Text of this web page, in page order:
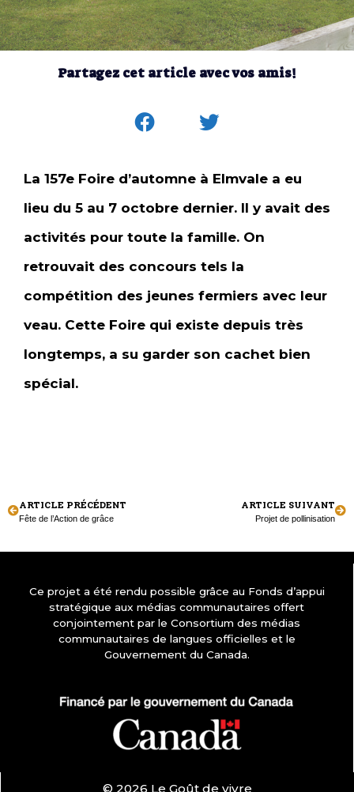
Partagez cet article avec vos amis!
La 157e Foire d’automne à Elmvale a eu
lieu du 5 au 7 octobre dernier. Il y avait des
activités pour toute la famille. On
retrouvait des concours tels la
compétition des jeunes fermiers avec leur
veau. Cette Foire qui existe depuis très
longtemps, a su garder son cachet bien
spécial.
ARTICLE PRÉCÉDENT
Fête de l’Action de grâce
ARTICLE SUIVANT
Projet de pollinisation
Ce projet a été rendu possible grâce au Fonds d’appui
stratégique aux médias communautaires offert
conjointement par le Consortium des médias
communautaires de langues officielles et le
Gouvernement du Canada.
© 2026 Le Goût de vivre